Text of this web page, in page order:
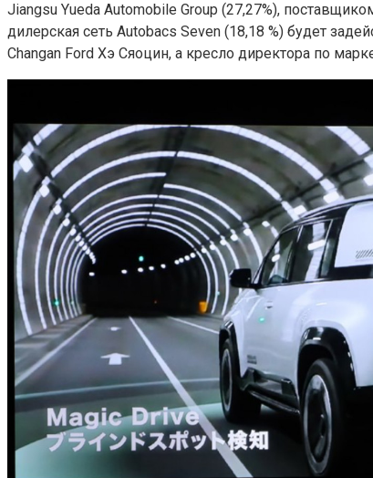
Jiangsu Yueda Automobile Group (27,27%),
дилерская сеть Autobacs Seven (18,18 %) будет
Changan Ford Хэ Сяоцин, а кресло директора по